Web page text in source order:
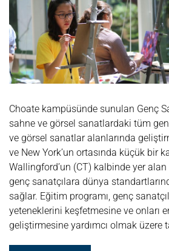
Choate kampüsünde sunulan Genç
sahne ve görsel sanatlardaki tüm
ve görsel sanatlar alanlarında
ve New York’un ortasında küçük bir
Wallingford’un (CT) kalbinde yer
genç sanatçılara dünya
sağlar. Eğitim programı, genç
yeteneklerini keşfetmesine ve onları
geliştirmesine yardımcı olmak üzere